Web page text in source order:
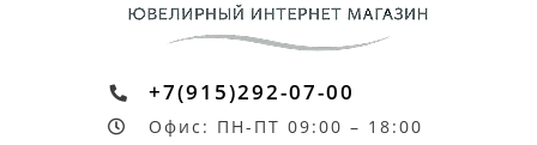
+7(915)292-07-00
Офис: ПН-ПТ 09:00 – 18:00